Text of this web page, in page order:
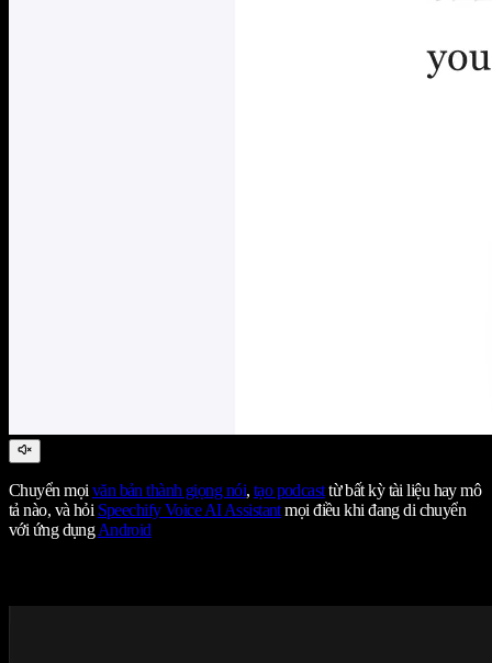
Chuyển mọivăn bản thành giọng nói, tạo podcasttừ bất kỳ tài liệu hay mô
tả nào, và hỏi Speechify Voice AI Assistantmọi điều khi đang di chuyển
với ứng dụngAndroid